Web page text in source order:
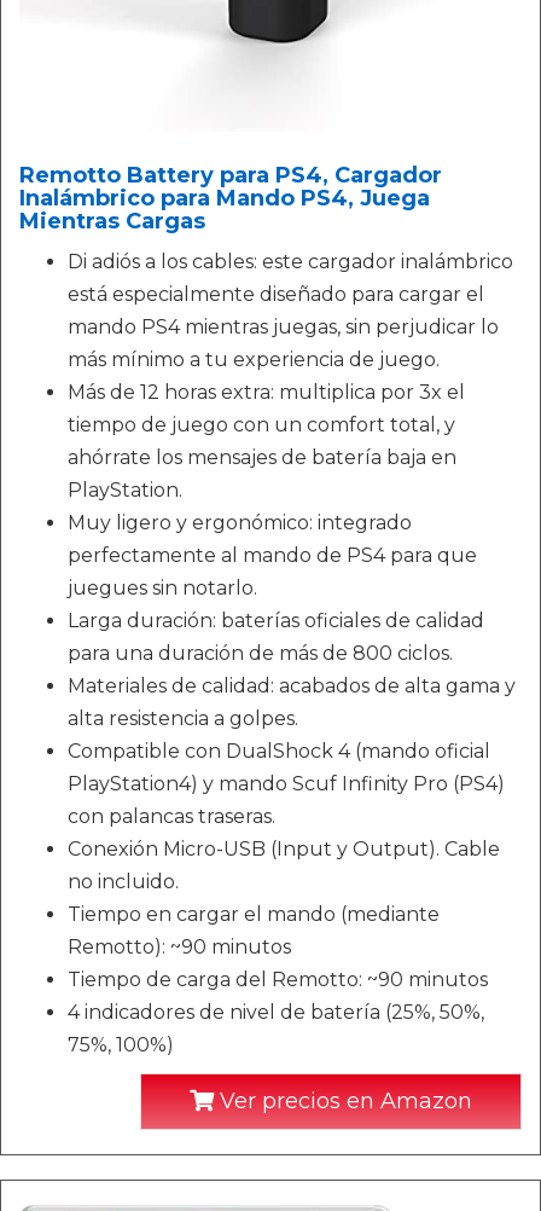
Remotto Battery para PS4, Cargador
Inalámbrico para Mando PS4, Juega
Mientras Cargas
Di adiós a los cables: este cargador inalámbrico
está especialmente diseñado para cargar el
mando PS4 mientras juegas, sin perjudicar lo
más mínimo a tu experiencia de juego.
Más de 12 horas extra: multiplica por 3x el
tiempo de juego con un comfort total, y
ahórrate los mensajes de batería baja en
PlayStation.
Muy ligero y ergonómico: integrado
perfectamente al mando de PS4 para que
juegues sin notarlo.
Larga duración: baterías oficiales de calidad
para una duración de más de 800 ciclos.
Materiales de calidad: acabados de alta gama y
alta resistencia a golpes.
Compatible con DualShock 4 (mando oficial
PlayStation4) y mando Scuf Infinity Pro (PS4)
con palancas traseras.
Conexión Micro-USB (Input y Output). Cable
no incluido.
Tiempo en cargar el mando (mediante
Remotto): ~90 minutos
Tiempo de carga del Remotto: ~90 minutos
4 indicadores de nivel de batería (25%, 50%,
75%, 100%)
Ver precios en Amazon